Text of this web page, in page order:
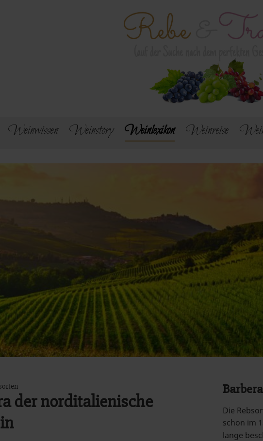
Weinwissen Weinstory Weinlexikon Weinreise
der norditalienische
Die
schon im
lange